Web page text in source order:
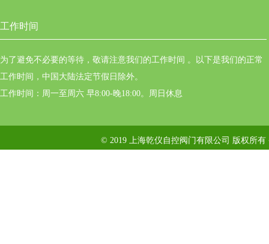
工作时间
为了避免不必要的等待，敬请注意我们的工作时间 。以下是我们的正常
工作时间，中国大陆法定节假日除外。
工作时间：周一至周六 早8:00-晚18:00。周日休息
© 2019 上海乾仪自控阀门有限公司 版权所有